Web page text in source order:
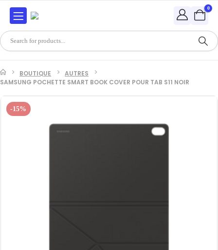
0
BOUTIQUE
AUTRES
SAMSUNG POCHETTE SMART BOOK COVER POUR TAB S11 NOIR
-15%